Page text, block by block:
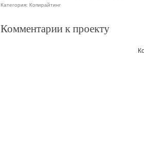
Категория: Копирайтинг
Комментарии к проекту